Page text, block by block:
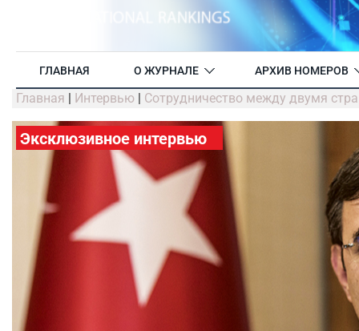
ГЛАВНАЯ О ЖУРНАЛЕ АРХИВ НОМЕРОВ
Главная | Интервью | Сотрудничество между двумя
Эксклюзивное интервью